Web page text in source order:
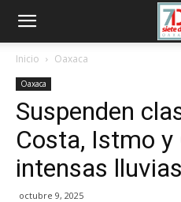
Inicio Oaxaca
Oaxaca
Suspenden
Costa, Istmo y
intensas lluvias
octubre 9, 2025